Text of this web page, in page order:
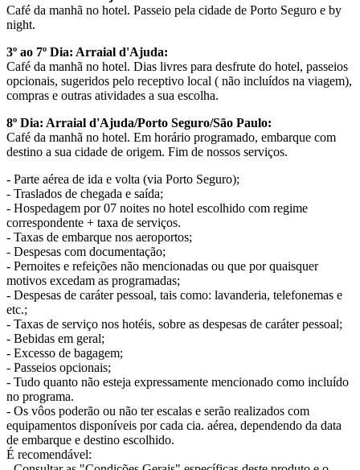
Café da manhã no hotel. Passeio pela cidade de Porto Seguro e by
night.
3º ao 7º Dia: Arraial d'Ajuda:
Café da manhã no hotel. Dias livres para desfrute do hotel, passeios
opcionais, sugeridos pelo receptivo local ( não incluídos na viagem),
compras e outras atividades a sua escolha.
8º Dia: Arraial d'Ajuda/Porto Seguro/São Paulo:
Café da manhã no hotel. Em horário programado, embarque com
destino a sua cidade de origem. Fim de nossos serviços.
- Parte aérea de ida e volta (via Porto Seguro);
- Traslados de chegada e saída;
- Hospedagem por 07 noites no hotel escolhido com regime
correspondente + taxa de serviços.
- Taxas de embarque nos aeroportos;
- Despesas com documentação;
- Pernoites e refeições não mencionadas ou que por quaisquer
motivos excedam as programadas;
- Despesas de caráter pessoal, tais como: lavanderia, telefonemas e
etc.;
- Taxas de serviço nos hotéis, sobre as despesas de caráter pessoal;
- Bebidas em geral;
- Excesso de bagagem;
- Passeios opcionais;
- Tudo quanto não esteja expressamente mencionado como incluído
no programa.
- Os vôos poderão ou não ter escalas e serão realizados com
equipamentos disponíveis por cada cia. aérea, dependendo da data
de embarque e destino escolhido.
É recomendável: